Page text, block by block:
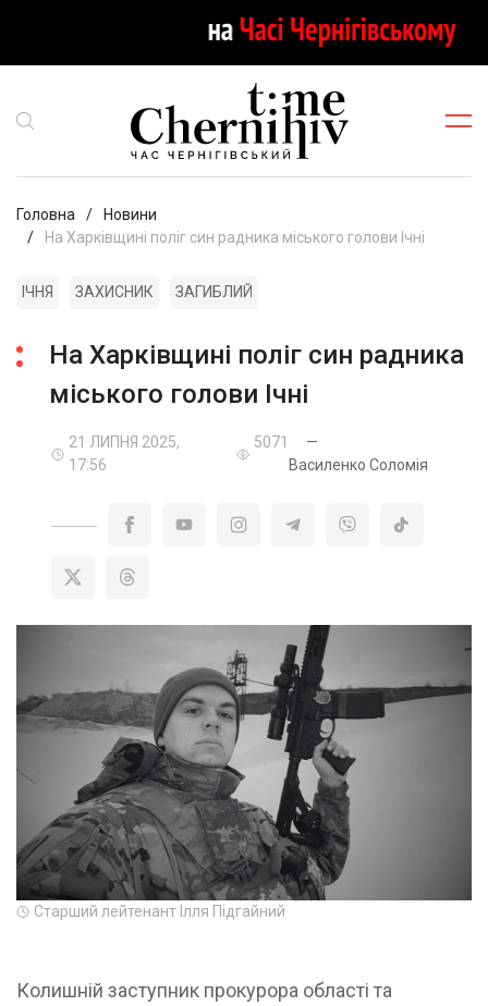
Головна
Новини
На Харківщині поліг син радника міського голови Ічні
ІЧНЯ ЗАХИСНИК ЗАГИБЛИЙ
На Харківщині поліг син радника
міського голови Ічні
21 ЛИПНЯ 2025,
17:56
5071
—
Василенко Соломія
Старший лейтенант Ілля Підгайний
Колишній заступник прокурора області та